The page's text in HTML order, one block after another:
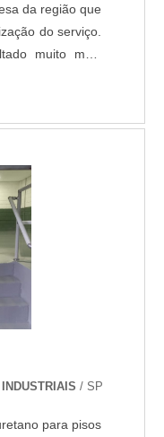
da região que
do serviço.
muito mais
para seu piso.
a
estrutura de
/ SP
para pisos